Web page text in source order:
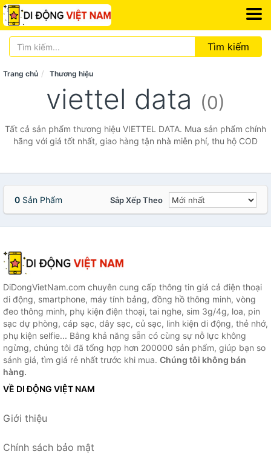
Tìm kiếm
Trang chủ Thương hiệu
viettel data (0)
Tất cả sản phẩm thương hiệu VIETTEL DATA. Mua sản phẩm chính
hãng với giá tốt nhất, giao hàng tận nhà miễn phí, thu hộ COD
0 Sản Phẩm Sắp Xếp Theo
DiDongVietNam.com chuyên cung cấp thông tin giá cả điện thoại
di động, smartphone, máy tính bảng, đồng hồ thông minh, vòng
đeo thông minh, phụ kiện điện thoại, tai nghe, sim 3g/4g, loa, pin
sạc dự phòng, cáp sạc, dây sạc, củ sạc, linh kiện di động, thẻ nhớ,
phụ kiện selfie... Bằng khả năng sẵn có cùng sự nỗ lực không
ngừng, chúng tôi đã tổng hợp hơn 200000 sản phẩm, giúp bạn so
sánh giá, tìm giá rẻ nhất trước khi mua. Chúng tôi không bán
hàng.
VỀ DI ĐỘNG VIỆT NAM
Giới thiệu
Chính sách bảo mật